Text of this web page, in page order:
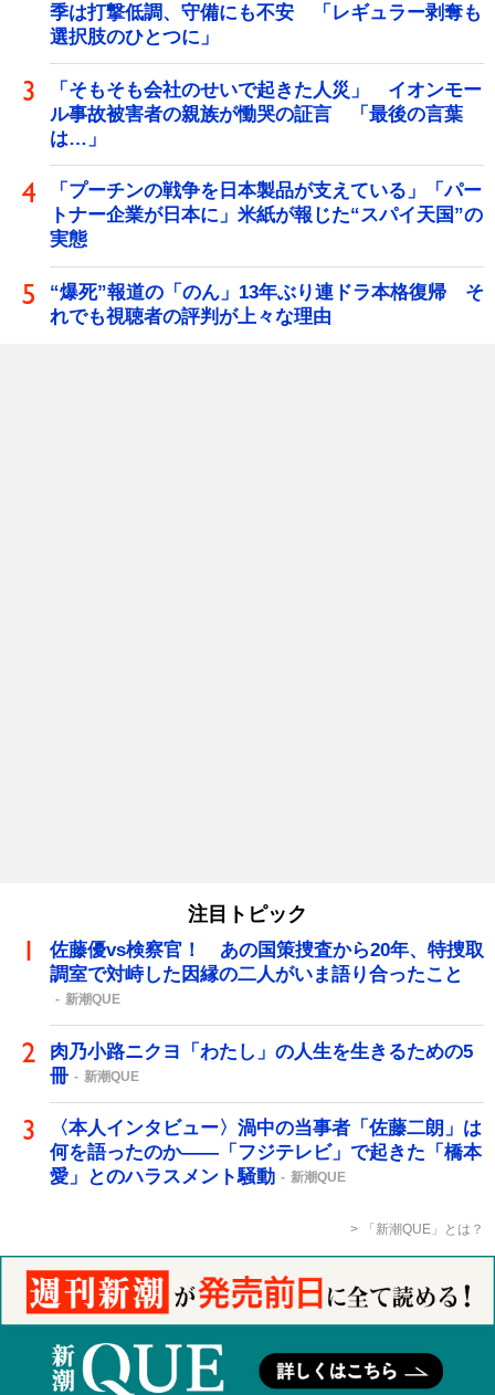
季は打撃低調、守備にも不安 「レギュラー剥奪も
選択肢のひとつに」
「そもそも会社のせいで起きた人災」 イオンモー
ル事故被害者の親族が慟哭の証言 「最後の言葉
は…」
「プーチンの戦争を日本製品が支えている」「パー
トナー企業が日本に」米紙が報じた“スパイ天国”の
実態
“爆死”報道の「のん」13年ぶり連ドラ本格復帰 そ
れでも視聴者の評判が上々な理由
注目トピック
佐藤優vs検察官！ あの国策捜査から20年、特捜取
調室で対峙した因縁の二人がいま語り合ったこと
新潮QUE
肉乃小路ニクヨ「わたし」の人生を生きるための5
冊
新潮QUE
〈本人インタビュー〉渦中の当事者「佐藤二朗」は
何を語ったのか――「フジテレビ」で起きた「橋本
愛」とのハラスメント騒動
新潮QUE
「新潮QUE」とは？